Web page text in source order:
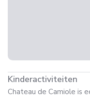
Kinderactiviteiten
Chateau de Camiole is